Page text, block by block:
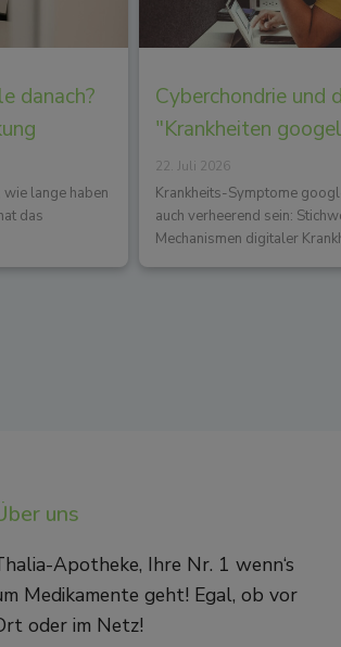
danach?
lange haben
das
Cyberchondrie und
"Krankheiten
22. Juli 2026
Krankheits-Symptome
auch verheerend sein:
Mechanismen digitaler
uns
Apotheke, Ihre Nr. 1 wenn‘s
Medikamente geht! Egal, ob vor
oder im Netz!